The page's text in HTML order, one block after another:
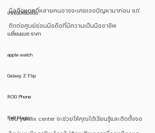
เทคโนโลยีมือถือ
เปลี่ยนแบต ราคา
apple watch
Galaxy Z Flip
ROG Phone
Red Magic
มือถือแตกที่หลายคนอาจจะเคยเจอปัญหามาก่อน แต่
ติดต่อศูนย์ซ่อมมือถือที่มีความเป็นมืออาชีพ
เช่น yukifix center จะช่วยให้คุณได้เรียนรู้และติดตั้งจอ